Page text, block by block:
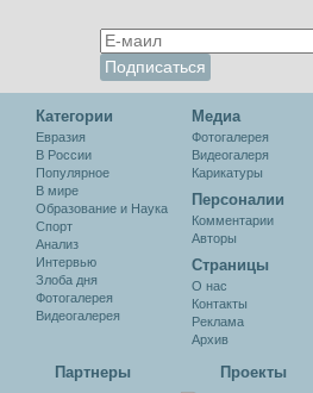
Категории
Евразия
В России
Популярное
В мире
Образование и Наука
Спорт
Анализ
Интервью
Злоба дня
Фотогалерея
Видеогалерея
Медиа
Фотогалерея
Видеогалеря
Карикатуры
Персоналии
Комментарии
Авторы
Cтраницы
О нас
Контакты
Реклама
Архив
Партнеры Проекты